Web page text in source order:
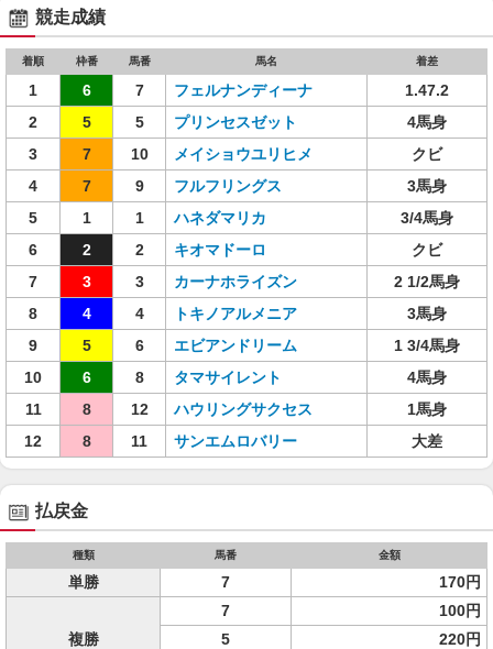
競走成績
着順 枠番 馬番 馬名 着差
1 6 7 フェルナンディーナ
1.47.2
2
5 5 プリンセスゼット
4馬身
3
7 10 メイショウユリヒメ
クビ
4
7 9 フルフリングス
3馬身
5
1 1 ハネダマリカ
3/4馬身
6
2 2 キオマドーロ
クビ
7
3 3 カーナホライズン
2 1/2馬身
8
4 4 トキノアルメニア
3馬身
9
5 6 エビアンドリーム
1 3/4馬身
10
6 8 タマサイレント
4馬身
11
8 12 ハウリングサクセス
1馬身
12
8 11 サンエムロバリー 大差
払戻金
種類 馬番 金額
単勝 7 170円
複勝
7
100円
5
220円